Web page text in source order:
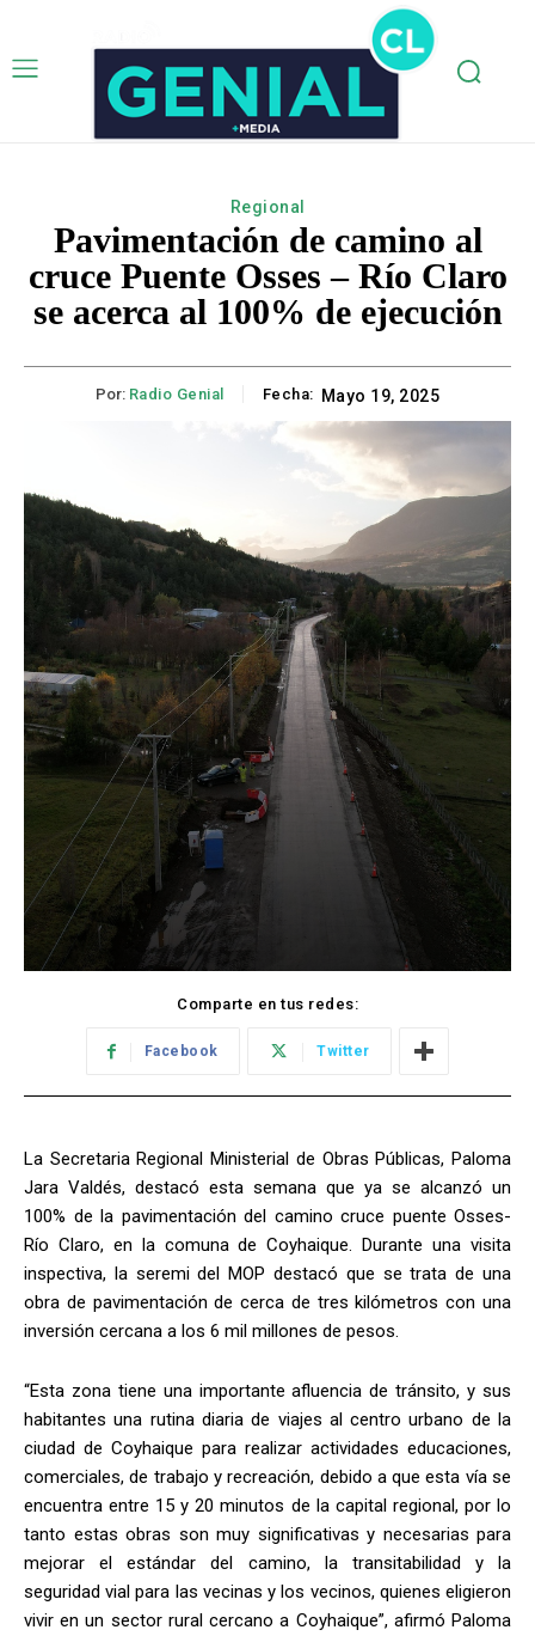
Regional
Pavimentación de camino al
cruce Puente Osses – Río Claro
se acerca al 100% de ejecución
Por: Radio Genial Fecha: Mayo 19, 2025
Comparte en tus redes:
Facebook Twitter
La Secretaria Regional Ministerial de Obras Públicas, Paloma
Jara Valdés, destacó esta semana que ya se alcanzó un
100% de la pavimentación del camino cruce puente Osses-
Río Claro, en la comuna de Coyhaique. Durante una visita
inspectiva, la seremi del MOP destacó que se trata de una
obra de pavimentación de cerca de tres kilómetros con una
inversión cercana a los 6 mil millones de pesos.
“Esta zona tiene una importante afluencia de tránsito, y sus
habitantes una rutina diaria de viajes al centro urbano de la
ciudad de Coyhaique para realizar actividades educaciones,
comerciales, de trabajo y recreación, debido a que esta vía se
encuentra entre 15 y 20 minutos de la capital regional, por lo
tanto estas obras son muy significativas y necesarias para
mejorar el estándar del camino, la transitabilidad y la
seguridad vial para las vecinas y los vecinos, quienes eligieron
vivir en un sector rural cercano a Coyhaique”, afirmó Paloma